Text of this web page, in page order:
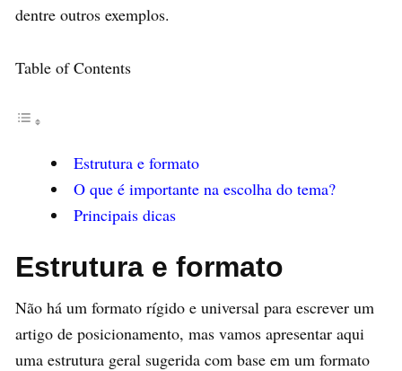
dentre outros exemplos.
Table of Contents
Estrutura e formato
O que é importante na escolha do tema?
Principais dicas
Estrutura e formato
Não há um formato rígido e universal para escrever um
artigo de posicionamento, mas vamos apresentar aqui
uma estrutura geral sugerida com base em um formato